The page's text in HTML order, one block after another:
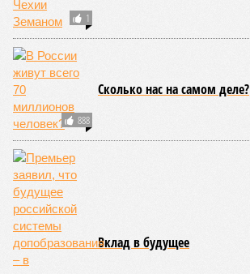
1
888
Сколько нас на самом деле?
Вклад в будущее